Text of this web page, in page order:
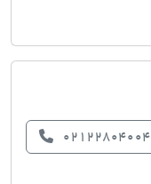
02122804004